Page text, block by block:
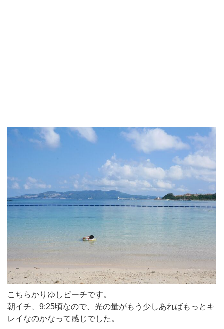
こちらかりゆしビーチです。
朝イチ、9:25頃なので、光の量がもう少しあればもっとキ
レイなのかなって感じでした。